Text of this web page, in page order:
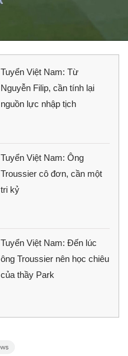
Tuyển Việt Nam: Từ
Nguyễn Filip, cần tính lại
nguồn lực nhập tịch
Tuyển Việt Nam: Ông
Troussier cô đơn, cần một
tri kỷ
Tuyển Việt Nam: Đến lúc
ông Troussier nên học chiêu
của thầy Park